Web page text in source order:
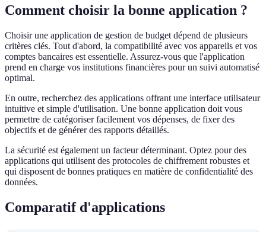
Comment choisir la bonne application ?
Choisir une application de gestion de budget dépend de plusieurs
critères clés. Tout d'abord, la compatibilité avec vos appareils et vos
comptes bancaires est essentielle. Assurez-vous que l'application
prend en charge vos institutions financières pour un suivi automatisé
optimal.
En outre, recherchez des applications offrant une interface utilisateur
intuitive et simple d'utilisation. Une bonne application doit vous
permettre de catégoriser facilement vos dépenses, de fixer des
objectifs et de générer des rapports détaillés.
La sécurité est également un facteur déterminant. Optez pour des
applications qui utilisent des protocoles de chiffrement robustes et
qui disposent de bonnes pratiques en matière de confidentialité des
données.
Comparatif d'applications